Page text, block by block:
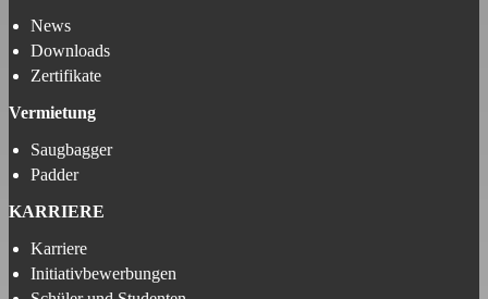
News
Downloads
Zertifikate
Vermietung
Saugbagger
Padder
KARRIERE
Karriere
Initiativbewerbungen